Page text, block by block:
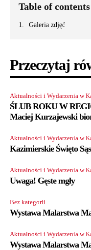
Table of contents
Galeria zdjęć
Przeczytaj
Aktualności i Wydarzenia w
ŚLUB ROKU W
Maciej Kurzajewski
Aktualności i Wydarzenia w
Kazimierskie Święto
Aktualności i Wydarzenia w
Uwaga! Gęste mgły
Bez kategorii
Wystawa Malarstwa
Aktualności i Wydarzenia w
Wystawa Malarstwa